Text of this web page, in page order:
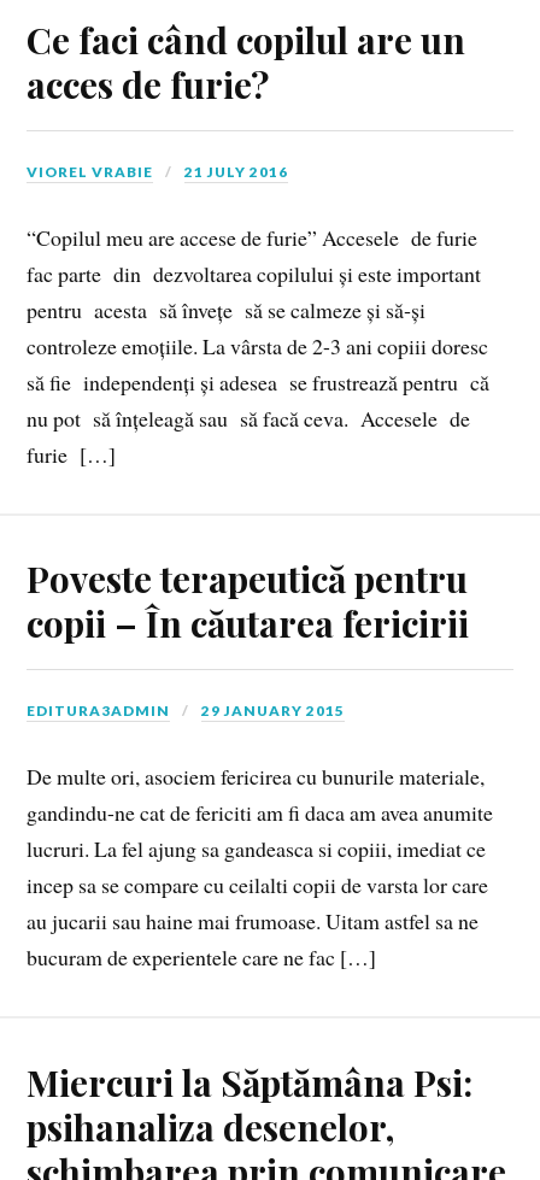
Ce faci când copilul are un
acces de furie?
VIOREL VRABIE 21 JULY 2016
“Copilul meu are accese de furie” Accesele de furie
fac parte din dezvoltarea copilului și este important
pentru acesta să învețe să se calmeze și să‑și
controleze emoțiile. La vârsta de 2-3 ani copiii doresc
să fie independenți și adesea se frustrează pentru că
nu pot să înțeleagă sau să facă ceva. Accesele de
furie […]
Poveste terapeutică pentru
copii – În căutarea fericirii
EDITURA3ADMIN 29 JANUARY 2015
De multe ori, asociem fericirea cu bunurile materiale,
gandindu-ne cat de fericiti am fi daca am avea anumite
lucruri. La fel ajung sa gandeasca si copiii, imediat ce
incep sa se compare cu ceilalti copii de varsta lor care
au jucarii sau haine mai frumoase. Uitam astfel sa ne
bucuram de experientele care ne fac […]
Miercuri la Săptămâna Psi:
psihanaliza desenelor,
schimbarea prin comunicare